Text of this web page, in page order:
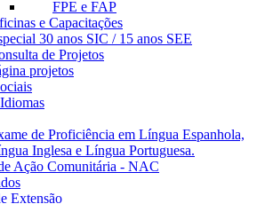
FPE e FAP
e Capacitações
30 anos SIC / 15 anos SEE
de Projetos
projetos
de Proficiência em Língua Espanhola,
Inglesa e Língua Portuguesa.
Ação Comunitária - NAC
Extensão